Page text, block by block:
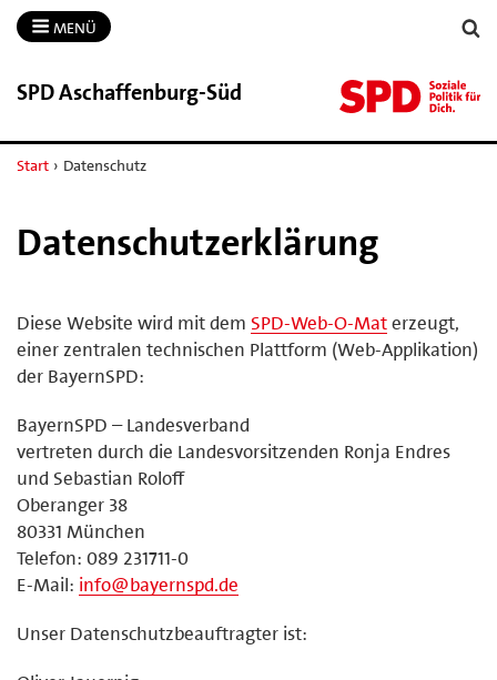
MENÜ
SPD Aschaffenburg-​Süd
Start › Datenschutz
Datenschutzerklärung
Diese Website wird mit dem SPD-Web-O-Materzeugt,
einer zentralen technischen Plattform (Web-Applikation)
der BayernSPD:
BayernSPD – Landesverband
vertreten durch die Landesvorsitzenden Ronja Endres
und Sebastian Roloff
Oberanger 38
80331 München
Telefon: 089 231711-0
E-Mail: info@bayernspd.de
Unser Datenschutzbeauftragter ist: